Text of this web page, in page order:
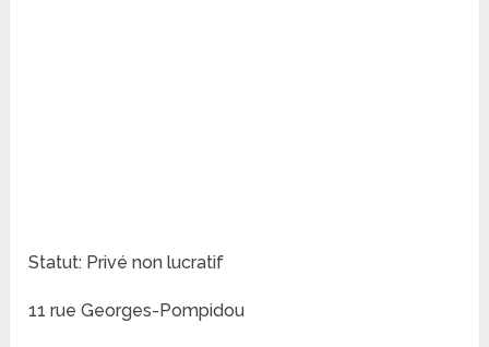
Statut: Privé non lucratif
11 rue Georges-Pompidou